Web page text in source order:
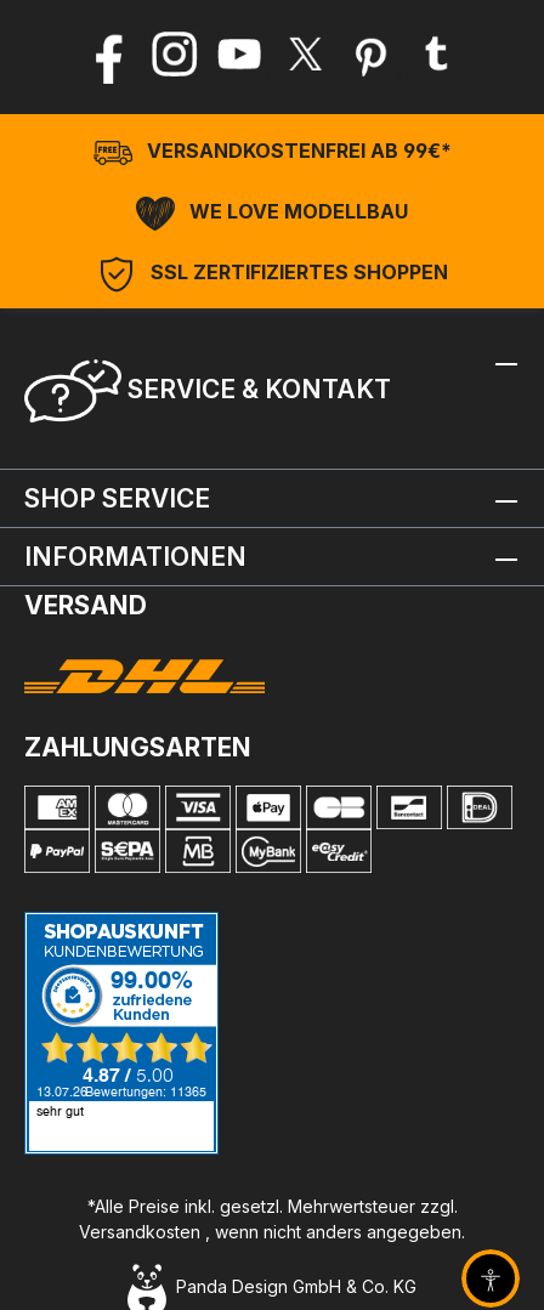
VERSANDKOSTENFREI AB 99€*
WE LOVE MODELLBAU
SSL ZERTIFIZIERTES SHOPPEN
SERVICE & KONTAKT
SHOP SERVICE
INFORMATIONEN
VERSAND
ZAHLUNGSARTEN
*Alle Preise inkl. gesetzl. Mehrwertsteuer zzgl.
Versandkosten , wenn nicht anders angegeben.
Panda Design GmbH & Co. KG